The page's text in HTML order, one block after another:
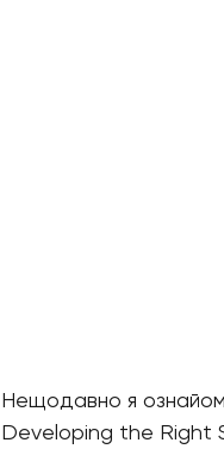
Нещодавно я
Developing the Right